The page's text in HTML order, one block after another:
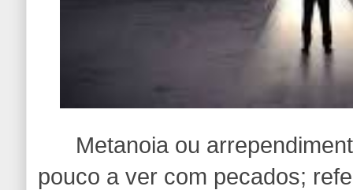
Metanoia ou
pouco a ver com pecados;